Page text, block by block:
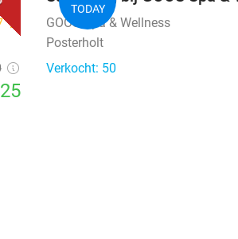
star
TODAY
GOOS Spa & Wellness
Posterholt
Verkocht: 50